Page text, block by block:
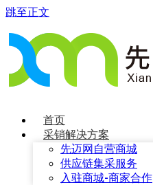
跳至正文
首页
采销解决方案
先迈网自营商城
供应链集采服务
入驻商城-商家合作